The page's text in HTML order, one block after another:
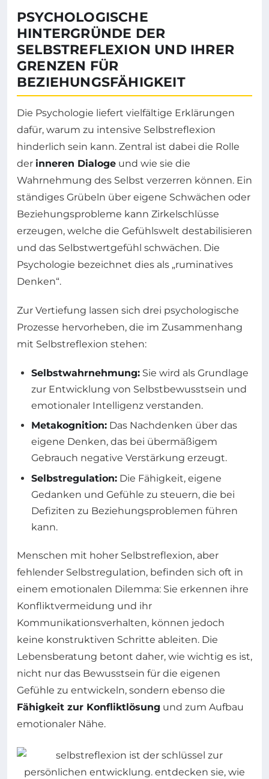
PSYCHOLOGISCHE
HINTERGRÜNDE DER
SELBSTREFLEXION UND IHRER
GRENZEN FÜR
BEZIEHUNGSFÄHIGKEIT
Die Psychologie liefert vielfältige Erklärungen
dafür, warum zu intensive Selbstreflexion
hinderlich sein kann. Zentral ist dabei die Rolle
der inneren Dialoge und wie sie die
Wahrnehmung des Selbst verzerren können. Ein
ständiges Grübeln über eigene Schwächen oder
Beziehungsprobleme kann Zirkelschlüsse
erzeugen, welche die Gefühlswelt destabilisieren
und das Selbstwertgefühl schwächen. Die
Psychologie bezeichnet dies als „ruminatives
Denken“.
Zur Vertiefung lassen sich drei psychologische
Prozesse hervorheben, die im Zusammenhang
mit Selbstreflexion stehen:
Selbstwahrnehmung: Sie wird als Grundlage
zur Entwicklung von Selbstbewusstsein und
emotionaler Intelligenz verstanden.
Metakognition: Das Nachdenken über das
eigene Denken, das bei übermäßigem
Gebrauch negative Verstärkung erzeugt.
Selbstregulation: Die Fähigkeit, eigene
Gedanken und Gefühle zu steuern, die bei
Defiziten zu Beziehungsproblemen führen
kann.
Menschen mit hoher Selbstreflexion, aber
fehlender Selbstregulation, befinden sich oft in
einem emotionalen Dilemma: Sie erkennen ihre
Konfliktvermeidung und ihr
Kommunikationsverhalten, können jedoch
keine konstruktiven Schritte ableiten. Die
Lebensberatung betont daher, wie wichtig es ist,
nicht nur das Bewusstsein für die eigenen
Gefühle zu entwickeln, sondern ebenso die
Fähigkeit zur Konfliktlösung und zum Aufbau
emotionaler Nähe.